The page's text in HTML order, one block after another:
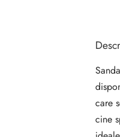
care
cine